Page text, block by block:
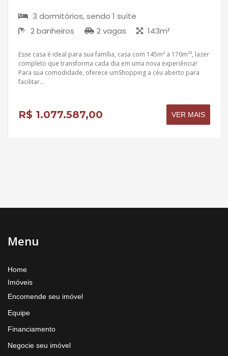
3 dormitórios, sendo 1 suíte
2 banheiros
2 vagas 143m²
Esse casa é ideal para sua família, casa com 145m² a 170m²³, lazer
completo que transforma cada dia em uma nova experiência!
Para sua comodidade, oferece umShopping a céu aberto para
facilitar...
R$ 1.077.587,00 VER MAIS
Menu
Home
Imóveis
Encomende seu imóvel
Equipe
Financiamento
Negocie seu imóvel